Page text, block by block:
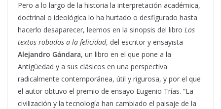
Pero a lo largo de la historia la interpretación académica,
doctrinal o ideológica lo ha hurtado o desfigurado hasta
hacerlo desaparecer, leemos en la sinopsis del libro Los
textos robados a la felicidad, del escritor y ensayista
Alejandro Gándara, un libro en el que pone a la
Antigüedad y a sus clásicos en una perspectiva
radicalmente contemporánea, útil y rigurosa, y por el que
el autor obtuvo el premio de ensayo Eugenio Trías. “La
civilización y la tecnología han cambiado el paisaje de la